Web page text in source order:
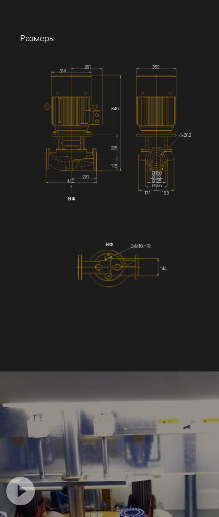
Размеры
DN50
261 350
314
840
4-Ø18
225
115
220
440
Ø102
Ø125
Ø165
171
163
НФ
НФ 2×М16 Н32
144